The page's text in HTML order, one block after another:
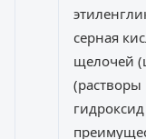
серная
щелочей
(растворы